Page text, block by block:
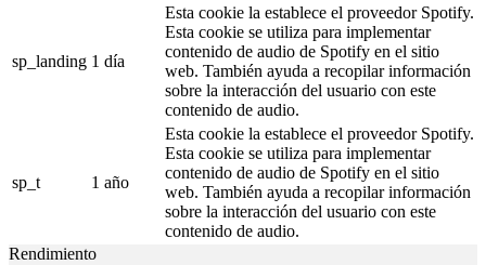
sp_landing 1 día
Esta cookie la establece el proveedor Spotify.
Esta cookie se utiliza para implementar
contenido de audio de Spotify en el sitio
web. También ayuda a recopilar información
sobre la interacción del usuario con este
contenido de audio.
sp_t 1 año
Esta cookie la establece el proveedor Spotify.
Esta cookie se utiliza para implementar
contenido de audio de Spotify en el sitio
web. También ayuda a recopilar información
sobre la interacción del usuario con este
contenido de audio.
Rendimiento